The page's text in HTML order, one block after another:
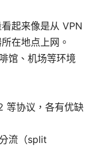
起来像是从 VPN
在地点上网。
馆、机场等环境
等协议，各有优缺
流（split